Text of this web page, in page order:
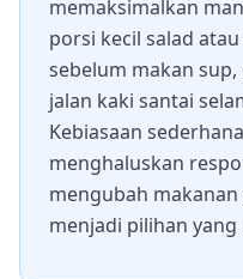
memaksimalkan
porsi kecil salad
sebelum makan
jalan kaki santai
Kebiasaan
menghaluskan
mengubah
menjadi pilihan yang